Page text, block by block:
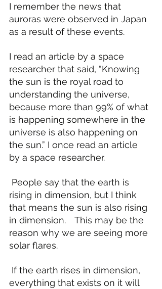
I remember the news that
auroras were observed in Japan
as a result of these events.
I read an article by a space
researcher that said, “Knowing
the sun is the royal road to
understanding the universe,
because more than 99% of what
is happening somewhere in the
universe is also happening on
the sun.” I once read an article
by a space researcher.
rising in dimension, but I think
that means the sun is also rising
in dimension.　This may be the
reason why we are seeing more
solar flares.
everything that exists on it will